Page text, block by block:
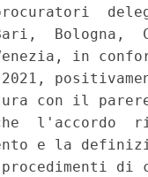
Bologna,
Venezia, in
con il
l'accordo
e la
di